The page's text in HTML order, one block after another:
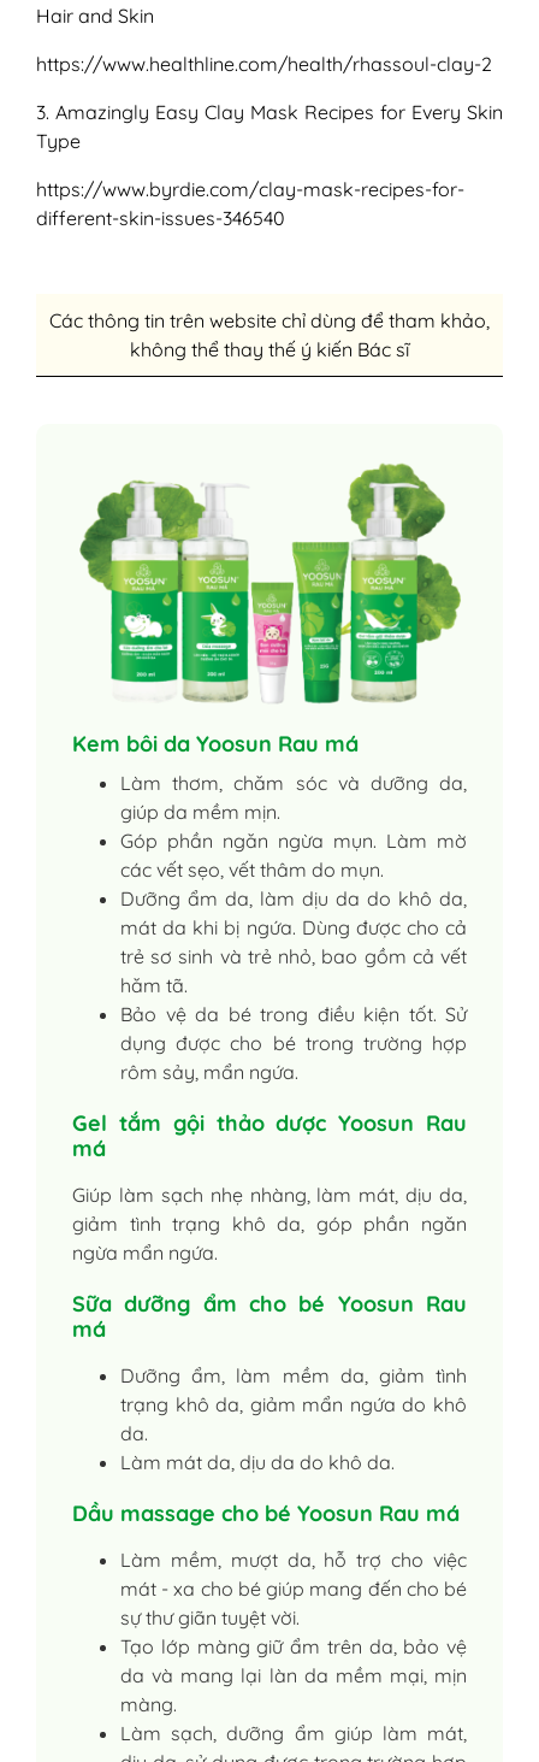
Hair and Skin
https://www.healthline.com/health/rhassoul-clay-2
3. Amazingly Easy Clay Mask Recipes for Every Skin
Type
https://www.byrdie.com/clay-mask-recipes-for-
different-skin-issues-346540
Các thông tin trên website chỉ dùng để tham khảo,
không thể thay thế ý kiến Bác sĩ
Kem bôi da Yoosun Rau má
Làm thơm, chăm sóc và dưỡng da,
giúp da mềm mịn.
Góp phần ngăn ngừa mụn. Làm mờ
các vết sẹo, vết thâm do mụn.
Dưỡng ẩm da, làm dịu da do khô da,
mát da khi bị ngứa. Dùng được cho cả
trẻ sơ sinh và trẻ nhỏ, bao gồm cả vết
hăm tã.
Bảo vệ da bé trong điều kiện tốt. Sử
dụng được cho bé trong trường hợp
rôm sảy, mẩn ngứa.
Gel tắm gội thảo dược Yoosun Rau
má
Giúp làm sạch nhẹ nhàng, làm mát, dịu da,
giảm tình trạng khô da, góp phần ngăn
ngừa mẩn ngứa.
Sữa dưỡng ẩm cho bé Yoosun Rau
má
Dưỡng ẩm, làm mềm da, giảm tình
trạng khô da, giảm mẩn ngứa do khô
da.
Làm mát da, dịu da do khô da.
Dầu massage cho bé Yoosun Rau má
Làm mềm, mượt da, hỗ trợ cho việc
mát - xa cho bé giúp mang đến cho bé
sự thư giãn tuyệt vời.
Tạo lớp màng giữ ẩm trên da, bảo vệ
da và mang lại làn da mềm mại, mịn
màng.
Làm sạch, dưỡng ẩm giúp làm mát,